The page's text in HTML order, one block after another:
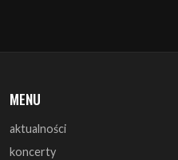
MENU
aktualności
koncerty